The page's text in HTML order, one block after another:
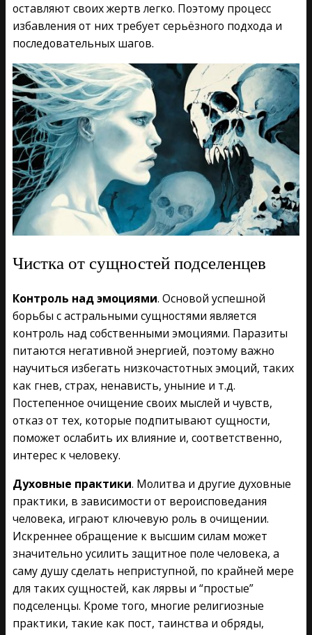
оставляют своих жертв легко. Поэтому процесс
избавления от них требует серьёзного подхода и
последовательных шагов.
Чистка от сущностей подселенцев
Контроль над эмоциями. Основой успешной
борьбы с астральными сущностями является
контроль над собственными эмоциями. Паразиты
питаются негативной энергией, поэтому важно
научиться избегать низкочастотных эмоций, таких
как гнев, страх, ненависть, уныние и т.д.
Постепенное очищение своих мыслей и чувств,
отказ от тех, которые подпитывают сущности,
поможет ослабить их влияние и, соответственно,
интерес к человеку.
Духовные практики. Молитва и другие духовные
практики, в зависимости от вероисповедания
человека, играют ключевую роль в очищении.
Искреннее обращение к высшим силам может
значительно усилить защитное поле человека, а
саму душу сделать неприступной, по крайней мере
для таких сущностей, как лярвы и “простые”
подселенцы. Кроме того, многие религиозные
практики, такие как пост, таинства и обряды,